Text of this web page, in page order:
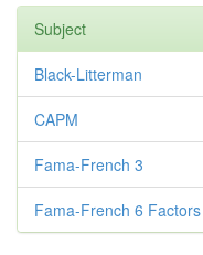
Subject
Black-Litterman
CAPM
Fama-French 3
Fama-French 6 Factors